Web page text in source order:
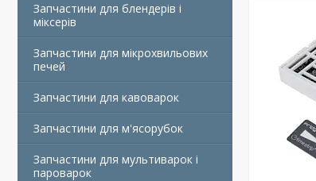
Запчастини для блендерів і
міксерів
Запчастини для мікрохвильових
печей
Запчастини для кавоварок
Запчастини для м'ясорубок
Запчастини для мультиварок і
пароварок